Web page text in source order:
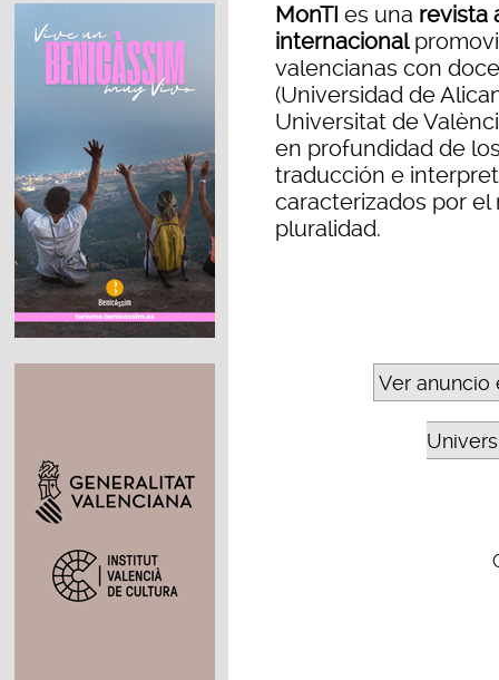
MonTI es una revista
internacional
valencianas con
(Universidad de
Universitat de
en profundidad de
traducción e
caracterizados por el
pluralidad.
Ver anuncio